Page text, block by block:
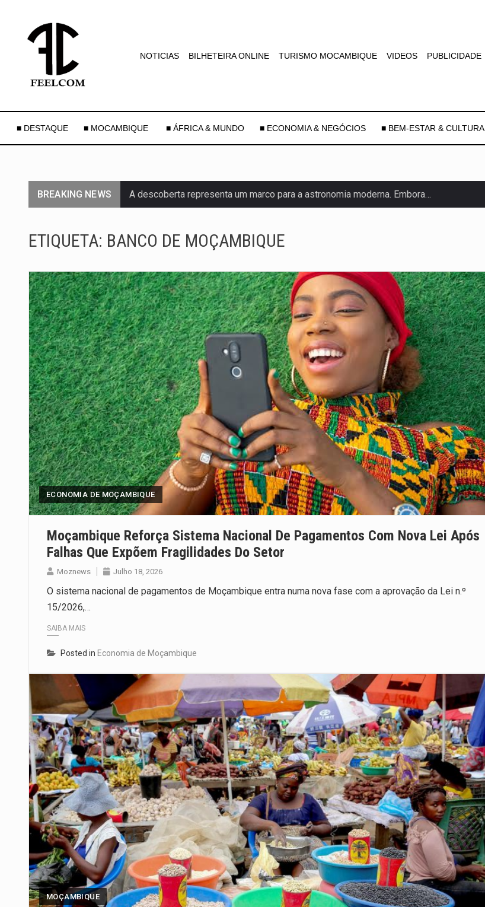
NOTICIAS BILHETEIRA ONLINE TURISMO MOCAMBIQUE VIDEOS PUBLICIDADE
■ DESTAQUE ■ MOCAMBIQUE ■ ÁFRICA & MUNDO ■ ECONOMIA & NEGÓCIOS ■ BEM-ESTAR & CULTURA
BREAKING NEWS A descoberta representa um marco para a astronomia moderna. Embora…
De acordo com as autoridades de saúde da Faixa de…
Um dos casos mais graves envolveu a residência de Sam…
A cidade de Bunia, capital da província de Ituri, tornou-se…
O pagamento marca o desfecho de um dos processos mais…
O programa, cuja implementação está prevista entre abril de 2026…
A nova legislação estabelece um prazo de 180 dias para…
O Departamento de Estado norte-americano confirmou que cidadãos dos Estados…
A final coloca frente a frente duas equipas que chegaram…
ETIQUETA: BANCO DE MOÇAMBIQUE
ECONOMIA DE MOÇAMBIQUE
Moçambique Reforça Sistema Nacional De Pagamentos Com Nova Lei Após
Falhas Que Expõem Fragilidades Do Setor
Moznews Julho 18, 2026
O sistema nacional de pagamentos de Moçambique entra numa nova fase com a aprovação da Lei n.º
15/2026,…
SAIBA MAIS
Posted in Economia de Moçambique
MOÇAMBIQUE